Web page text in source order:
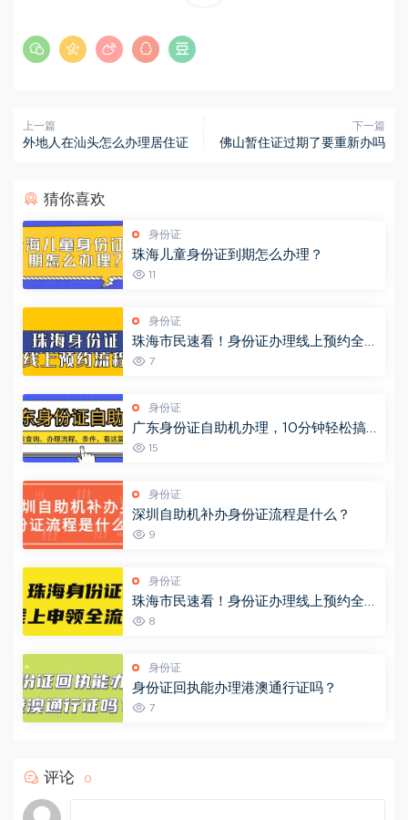
上一篇
外地人在汕头怎么办理居住证
下一篇
佛山暂住证过期了要重新办吗
猜你喜欢
身份证
珠海儿童身份证到期怎么办理？
11
身份证
珠海市民速看！身份证办理线上预约全攻
略，省时又省力（“珠海公安”预约办证大
7
身份证
广东身份证自助机办理，10分钟轻松搞
定！附网点查询+办理流程→
15
身份证
深圳自助机补办身份证流程是什么？
9
身份证
珠海市民速看！身份证办理线上预约全攻
略，省时又省力（“珠海公安”预约办证大
8
身份证
身份证回执能办理港澳通行证吗？
7
评论 0